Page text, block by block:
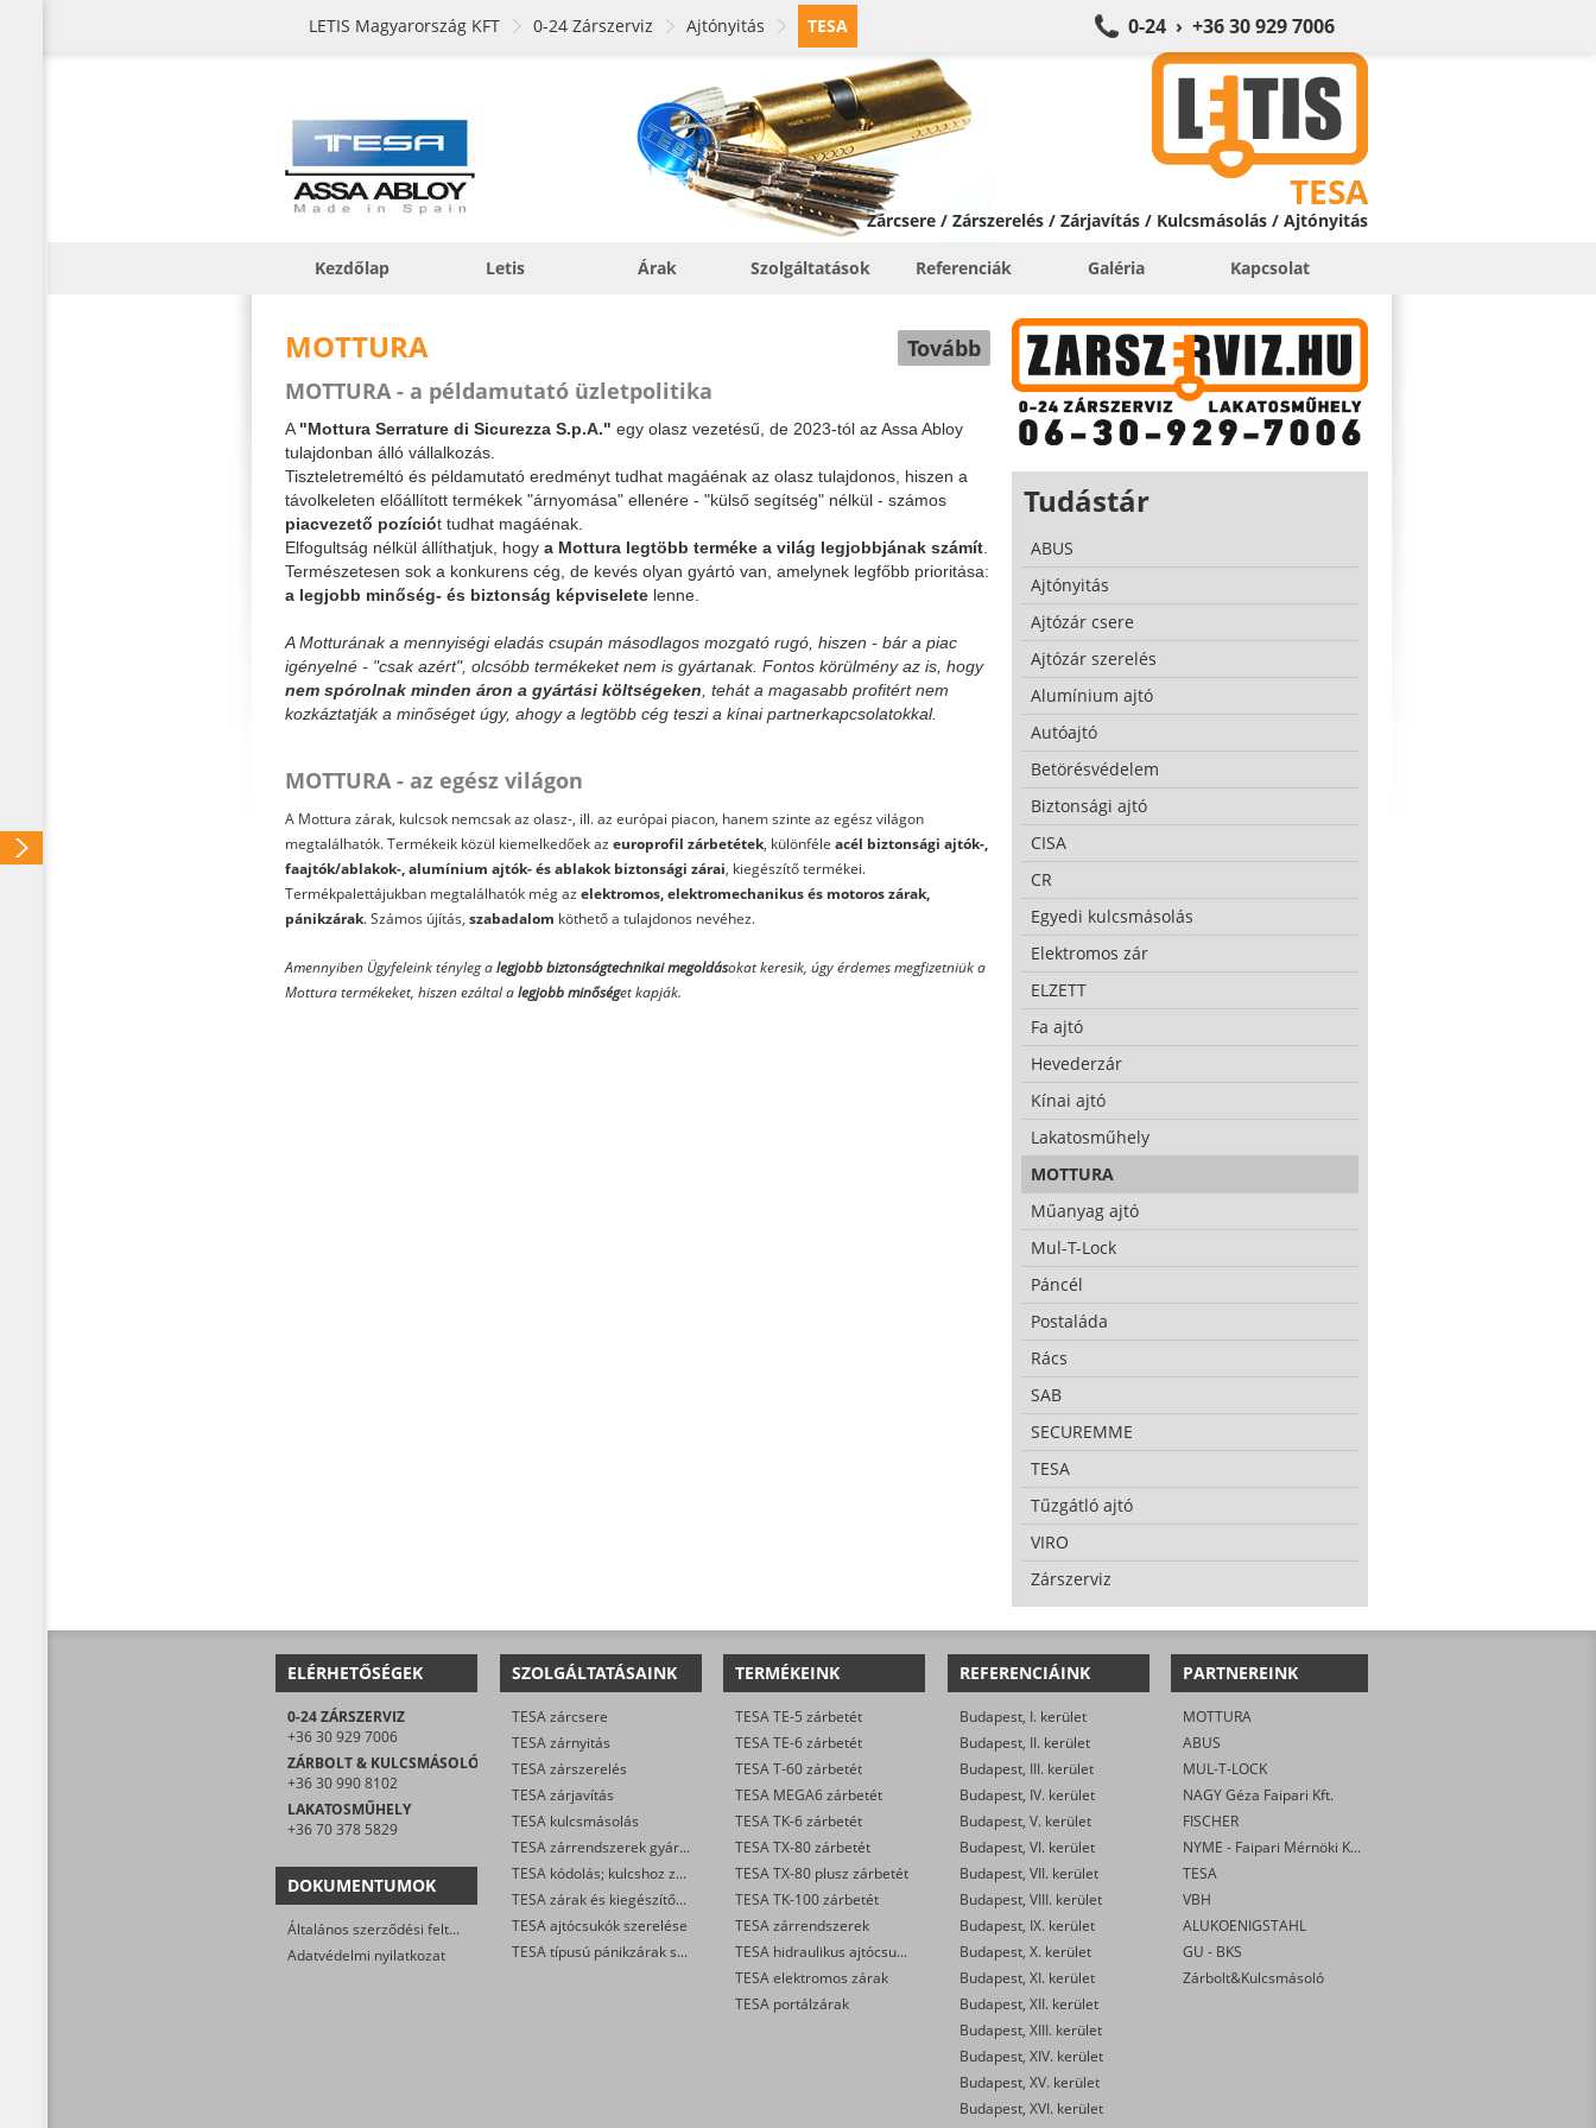
LETIS Magyarország KFT 0-24 Zárszerviz Ajtónyitás TESA 0-24 › +36 30 929 7006
TESA
Zárcsere / Zárszerelés / Zárjavítás / Kulcsmásolás / Ajtónyitás
Kezdőlap Letis Árak Szolgáltatások Referenciák Galéria Kapcsolat
MOTTURA
Tovább
MOTTURA - a példamutató üzletpolitika
A"Mottura Serrature di Sicurezza S.p.A." egy olasz vezetésű, de 2023-tól az Assa Abloy
tulajdonban álló vállalkozás.
Tiszteletreméltó és példamutató eredményt tudhat magáénak az olasz tulajdonos, hiszen a
távolkeleten előállított termékek "árnyomása" ellenére - "külső segítség" nélkül - számos
piacvezető pozíciót tudhat magáénak.
Elfogultság nélkül állíthatjuk, hogy a Mottura legtöbb terméke a világ legjobbjának számít.
Természetesen sok a konkurens cég, de kevés olyan gyártó van, amelynek legfőbb prioritása:
a legjobb minőség- és biztonság képviselete lenne.
A Motturának a mennyiségi eladás csupán másodlagos mozgató rugó, hiszen - bár a piac
igényelné - "csak azért", olcsóbb termékeket nem is gyártanak. Fontos körülmény az is, hogy
nem spórolnak minden áron a gyártási költségeken, tehát a magasabb profitért nem
kozkáztatják a minőséget úgy, ahogy a legtöbb cég teszi a kínai partnerkapcsolatokkal.
MOTTURA - az egész világon
A Mottura zárak, kulcsok nemcsak az olasz-, ill. az európai piacon, hanem szinte az egész világon
megtalálhatók. Termékeik közül kiemelkedőek az europrofil zárbetétek, különféle acél biztonsági ajtók-,
faajtók/ablakok-, alumínium ajtók- és ablakok biztonsági zárai, kiegészítő termékei.
Termékpalettájukban megtalálhatók még az elektromos, elektromechanikus és motoros zárak,
pánikzárak. Számos újítás, szabadalom köthető a tulajdonos nevéhez.
Amennyiben Ügyfeleink tényleg alegjobb biztonságtechnikai megoldásokat keresik, úgy érdemes megfizetniük a
Mottura termékeket, hiszen ezáltal alegjobb minőséget kapják.
Tudástár
ABUS
Ajtónyitás
Ajtózár csere
Ajtózár szerelés
Alumínium ajtó
Autóajtó
Betörésvédelem
Biztonsági ajtó
CISA
CR
Egyedi kulcsmásolás
Elektromos zár
ELZETT
Fa ajtó
Hevederzár
Kínai ajtó
Lakatosműhely
MOTTURA
Műanyag ajtó
Mul-T-Lock
Páncél
Postaláda
Rács
SAB
SECUREMME
TESA
Tűzgátló ajtó
VIRO
Zárszerviz
ELÉRHETŐSÉGEK
0-24 ZÁRSZERVIZ
+36 30 929 7006
ZÁRBOLT & KULCSMÁSOLÓ
+36 30 990 8102
LAKATOSMŰHELY
+36 70 378 5829
DOKUMENTUMOK
Általános szerződési feltételek
Adatvédelmi nyilatkozat
SZOLGÁLTATÁSAINK
TESA zárcsere
TESA zárnyitás
TESA zárszerelés
TESA zárjavítás
TESA kulcsmásolás
TESA zárrendszerek gyártása
TESA kódolás; kulcshoz zárbetét készítése
TESA zárak és kiegészítők kereskedelme
TESA ajtócsukók szerelése
TESA típusú pánikzárak szerelése
TERMÉKEINK
TESA TE-5 zárbetét
TESA TE-6 zárbetét
TESA T-60 zárbetét
TESA MEGA6 zárbetét
TESA TK-6 zárbetét
TESA TX-80 zárbetét
TESA TX-80 plusz zárbetét
TESA TK-100 zárbetét
TESA zárrendszerek
TESA hidraulikus ajtócsukók
TESA elektromos zárak
TESA portálzárak
REFERENCIÁINK
Budapest, I. kerület
Budapest, II. kerület
Budapest, III. kerület
Budapest, IV. kerület
Budapest, V. kerület
Budapest, VI. kerület
Budapest, VII. kerület
Budapest, VIII. kerület
Budapest, IX. kerület
Budapest, X. kerület
Budapest, XI. kerület
Budapest, XII. kerület
Budapest, XIII. kerület
Budapest, XIV. kerület
Budapest, XV. kerület
Budapest, XVI. kerület
PARTNEREINK
MOTTURA
ABUS
MUL-T-LOCK
NAGY Géza Faipari Kft.
FISCHER
NYME - Faipari Mérnöki Kar
TESA
VBH
ALUKOENIGSTAHL
GU - BKS
Zárbolt&Kulcsmásoló